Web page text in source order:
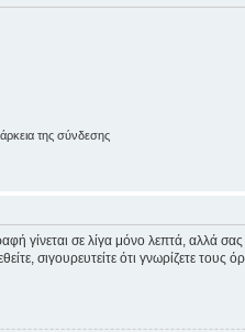
της σύνδεσης
γίνεται σε λίγα μόνο λεπτά, αλλά
σιγουρευτείτε ότι γνωρίζετε